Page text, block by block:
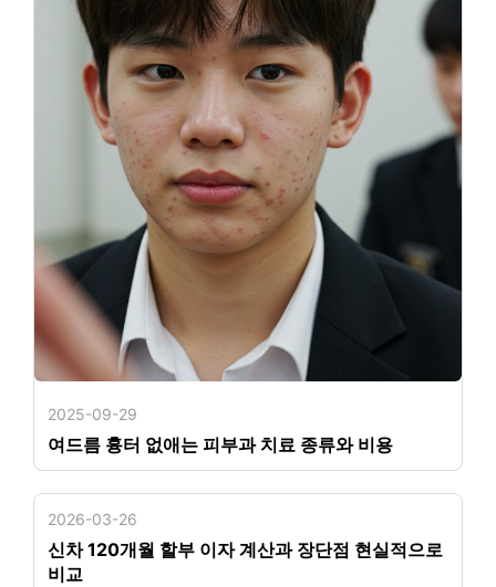
2025-09-29
여드름 흉터 없애는 피부과 치료 종류와 비용
2026-03-26
신차 120개월 할부 이자 계산과 장단점 현실적으로
비교